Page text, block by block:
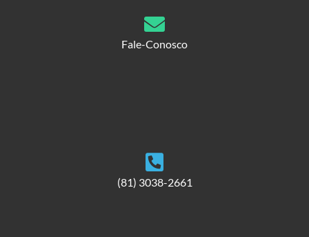
Fale-Conosco
(81) 3038-2661